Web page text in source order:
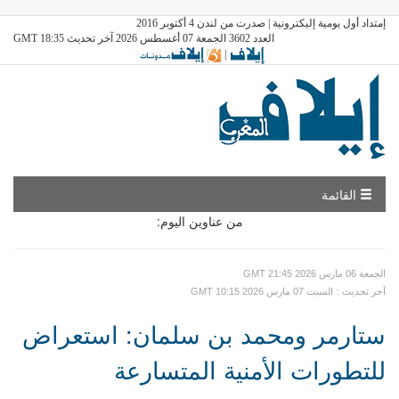
إمتداد أول يومية إليكترونية | صدرت من لندن 4 أكتوبر 2016
العدد 3602 الجمعة 07 أغسطس 2026 آخر تحديث GMT 18:35
|
القائمة
من عناوين اليوم:
GMT الجمعة 06 مارس 2026 21:45
GMT السبت 07 مارس 2026 10:15
: آخر تحديث
ستارمر ومحمد بن سلمان: استعراض
للتطورات الأمنية المتسارعة